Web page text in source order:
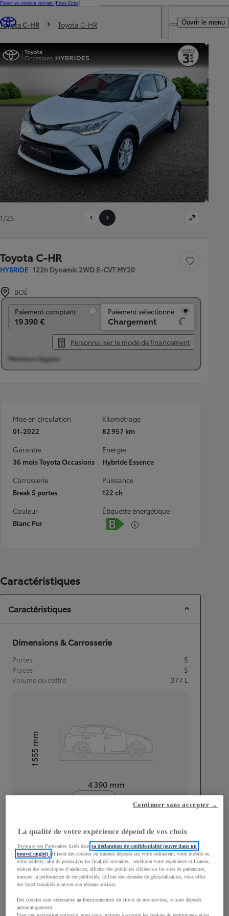
Passer au contenu suivant (Press Enter)
Trouvez un partenaire Toyota
DEALER NAME
Ouvrir le menu
Vous êtes ici
Toyota C-HR Toyota C-HR
1/25
Toyota C-HR
HYBRIDE 122h Dynamic 2WD E-CVT MY20
Sauvegarder le
BOÉ
Paiement comptant
19 390 €
Paiement sélectionné
Chargement
Personnaliser le mode de financement
Mentions légales
Mise en circulation
01-2022
Kilométrage
82 957 km
Garantie
36 mois Toyota Occasions
Energie
Hybride Essence
Carrosserie
Break 5 portes
Puissance
122 ch
Couleur
Blanc Pur
Étiquette énergétique
Caractéristiques
Caractéristiques
Dimensions & Carrosserie
Portes
5
Places
5
Volume du coffre
377 L
4 390 mm
Hauteur1 555
mm
Largeur
1 795mm
Consommation mixte
La qualité de votre expérience dépend de vos choix
Toyota et ses Partenaires listés danssa déclaration de confidentialité (ouvre dans un
nouvel onglet)utilisent des cookies ou traceurs déposés sur votre ordinateur, votre mobile ou
votre tablette, afin de poursuivre les finalités suivantes : améliorer votre expérience utilisateur,
réaliser des statistiques d’audience, afficher des publicités ciblées sur les sites de partenaires,
mesurer la performance de ces publicités, utiliser des données de géolocalisation, vous offrir
des fonctionnalités relatives aux réseaux sociaux.
Des cookies sont nécessaires au fonctionnement du site et de nos services, et sont déposés
automatiquement.
Pour une navigation optimale, nous vous invitons à accepter les cookies de performance et/ou
Continuer sans accepter →